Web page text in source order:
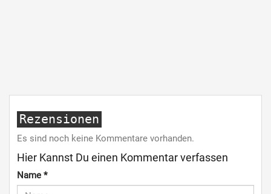
Rezensionen
Es sind noch keine Kommentare vorhanden.
Hier Kannst Du einen Kommentar verfassen
Name *